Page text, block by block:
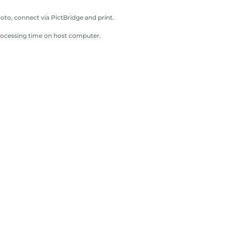
connect via PictBridge and print.
time on host computer.